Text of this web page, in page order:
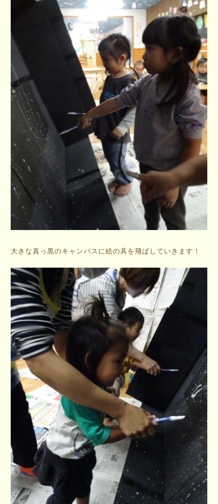
大きな真っ黒のキャンバスに絵の具を飛ばしていきます！